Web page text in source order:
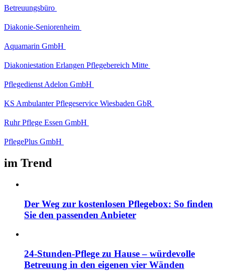
Betreuungsbüro
Diakonie-Seniorenheim
Aquamarin GmbH
Diakoniestation Erlangen Pflegebereich Mitte
Pflegedienst Adelon GmbH
KS Ambulanter Pflegeservice Wiesbaden GbR
Ruhr Pflege Essen GmbH
PflegePlus GmbH
im Trend
Der Weg zur kostenlosen Pflegebox: So finden
Sie den passenden Anbieter
24-Stunden-Pflege zu Hause – würdevolle
Betreuung in den eigenen vier Wänden